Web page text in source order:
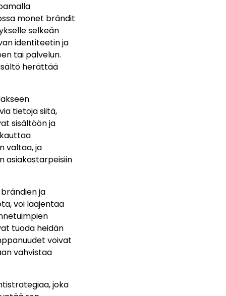
monet brändit
selkeän
identiteetin ja
tai palvelun.
herättää
tietoja siitä,
sisältöön ja
valtaa, ja
asiakastarpeisiin
ja
voi laajentaa
tuoda heidän
voivat
vahvistaa
joka